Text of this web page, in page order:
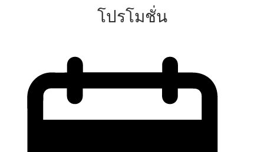
โปรโมชั่น